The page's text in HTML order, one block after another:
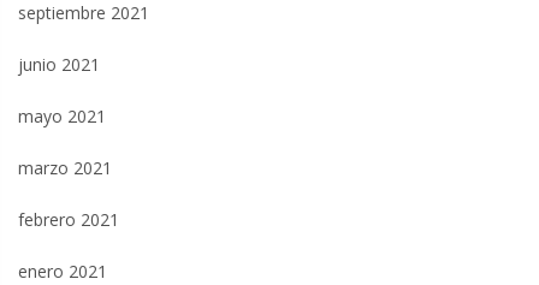
septiembre 2021
junio 2021
mayo 2021
marzo 2021
febrero 2021
enero 2021